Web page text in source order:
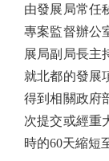
由發展局常任
專案監督辦公
展局副局長主
就北都的發展
得到相關政府
次提交或經重
時的60天縮短